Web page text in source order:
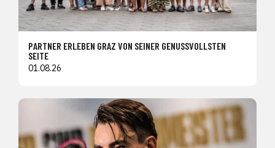
PARTNER ERLEBEN GRAZ VON SEINER GENUSSVOLLSTEN
SEITE
01.08.26